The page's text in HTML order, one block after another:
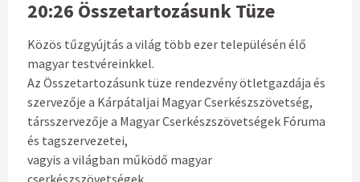
20:26 Összetartozásunk Tüze
Közös tűzgyújtás a világ több ezer településén élő
magyar testvéreinkkel.
Az Összetartozásunk tüze rendezvény ötletgazdája és
szervezője a Kárpátaljai Magyar Cserkészszövetség,
társszervezője a Magyar Cserkészszövetségek Fóruma
és tagszervezetei,
vagyis a világban működő magyar
cserkészszövetségek.